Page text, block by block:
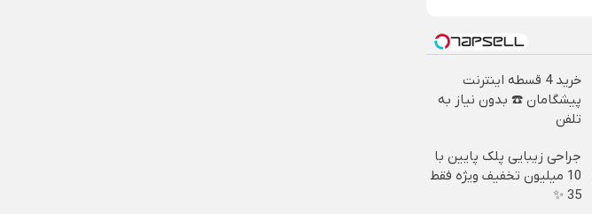
خرید 4 قسطه اینترنت
پیشگامان ☎️ بدون نیاز به
تلفن
جراحی زیبایی پلک پایین با
10 میلیون تخفیف ویژه فقط
35 ✨